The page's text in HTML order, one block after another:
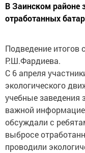
В Заинском районе
отработанных
Подведение итогов
Р.Ш.Фардиева.
С 6 апреля
экологического
учебные заведения
важной
обсуждали с
выбросе
проводили